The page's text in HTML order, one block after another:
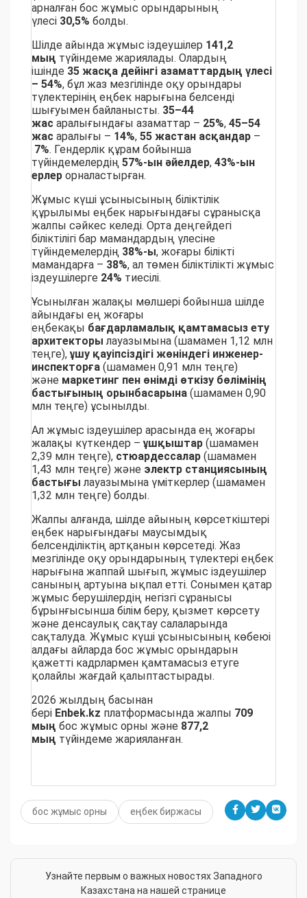
арналған бос жұмыс орындарының
үлесі 30,5% болды.
Шілде айында жұмыс іздеушілер 141,2
мың түйіндеме жариялады. Олардың
ішінде 35 жасқа дейінгі азаматтардың үлесі
– 54%, бұл жаз мезгілінде оқу орындары
түлектерінің еңбек нарығына белсенді
шығуымен байланысты. 35–44
жас аралығындағы азаматтар – 25%, 45–54
жас аралығы – 14%, 55 жастан асқандар –
7%. Гендерлік құрам бойынша
түйіндемелердің 57%-ын әйелдер, 43%-ын
ерлер орналастырған.
Жұмыс күші ұсынысының біліктілік
құрылымы еңбек нарығындағы сұранысқа
жалпы сәйкес келеді. Орта деңгейдегі
біліктілігі бар мамандардың үлесіне
түйіндемелердің 38%-ы, жоғары білікті
мамандарға – 38%, ал төмен біліктілікті жұмыс
іздеушілерге 24% тиесілі.
Ұсынылған жалақы мөлшері бойынша шілде
айындағы ең жоғары
еңбекақы бағдарламалық қамтамасыз ету
архитекторы лауазымына (шамамен 1,12 млн
теңге),ұшу қауіпсіздігі жөніндегі инженер-
инспекторға (шамамен 0,91 млн теңге)
және маркетинг пен өнімді өткізу бөлімінің
бастығының орынбасарына (шамамен 0,90
млн теңге) ұсынылды.
Ал жұмыс іздеушілер арасында ең жоғары
жалақы күткендер –ұшқыштар (шамамен
2,39 млн теңге), стюардессалар (шамамен
1,43 млн теңге) және электр станциясының
бастығы лауазымына үміткерлер (шамамен
1,32 млн теңге) болды.
Жалпы алғанда, шілде айының көрсеткіштері
еңбек нарығындағы маусымдық
белсенділіктің артқанын көрсетеді. Жаз
мезгілінде оқу орындарының түлектері еңбек
нарығына жаппай шығып, жұмыс іздеушілер
санының артуына ықпал етті. Сонымен қатар
жұмыс берушілердің негізгі сұранысы
бұрынғысынша білім беру, қызмет көрсету
және денсаулық сақтау салаларында
сақталуда. Жұмыс күші ұсынысының көбеюі
алдағы айларда бос жұмыс орындарын
қажетті кадрлармен қамтамасыз етуге
қолайлы жағдай қалыптастырады.
2026 жылдың басынан
бері Enbek.kz платформасында жалпы 709
мың бос жұмыс орны және 877,2
мың түйіндеме жарияланған.
бос жұмыс орны еңбек биржасы
Узнайте первым о важных новостях Западного
Казахстана на нашей странице